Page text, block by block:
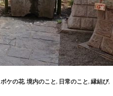
ボケの花, 境内のこと, 日常のこと, 縁結び,